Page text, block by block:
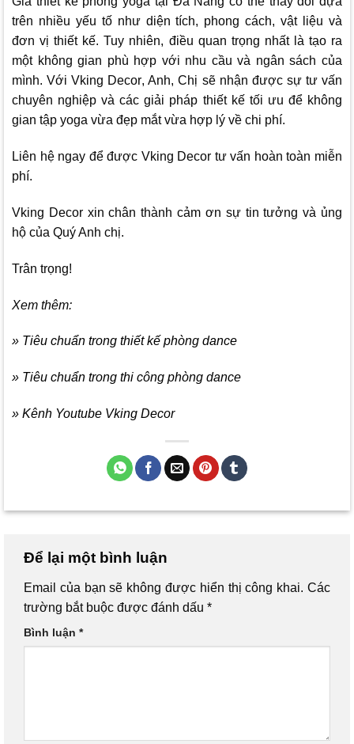
trên nhiều yếu tố như diện tích, phong cách, vật liệu và
đơn vị thiết kế. Tuy nhiên, điều quan trọng nhất là tạo ra
một không gian phù hợp với nhu cầu và ngân sách của
mình. VớiVking Decor, Anh, Chị sẽ nhận được sự tư vấn
chuyên nghiệp và các giải pháp thiết kế tối ưu để không
gian tập yoga vừa đẹp mắt vừa hợp lý về chi phí.
Liên hệ ngay để được Vking Decor tư vấn hoàn toàn miễn
phí.
Vking Decorxin chân thành cảm ơn sự tin tưởng và ủng
hộ của Quý Anh chị.
Trân trọng!
Xem thêm:
» Tiêu chuẩn trong thiết kế phòng dance
» Tiêu chuẩn trong thi công phòng dance
» Kênh Youtube Vking Decor
Để lại một bình luận
Email của bạn sẽ không được hiển thị công khai. Các
trường bắt buộc được đánh dấu *
Bình luận *